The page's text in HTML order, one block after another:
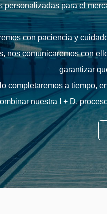
para el
con paciencia y
nos comunicaremos con
garantizar
completaremos a tiempo,
nuestra I + D,